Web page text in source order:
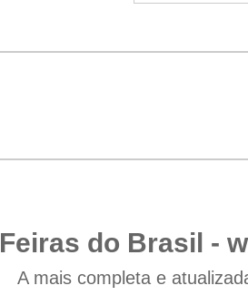
Feiras do Brasil -
A mais completa e